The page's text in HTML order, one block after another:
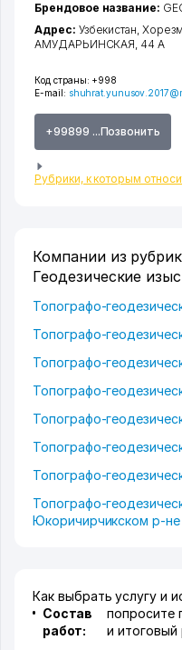
Код страны: +998
E-mail:
+99899 ...Позвонить
Рубрики, к которым
Брендовое название:
Адрес: Узбекистан,
АМУДАРЬИНСКАЯ, 44 А
Компании из
Геодезические
Топографо-
Топографо-
Топографо-
Топографо-
Топографо-
Топографо-
Топографо-
Топографо-
Юкоричирчикском р-не
Как выбрать услугу и
Состав
работ:
попросите
и итоговый